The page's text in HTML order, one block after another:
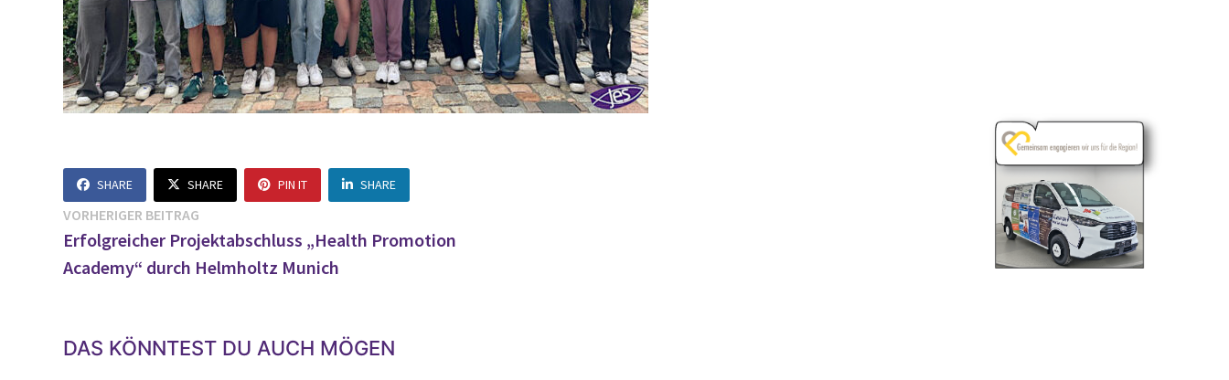
SHARE SHARE PIN IT SHARE
Beitragsnavigation
VORHERIGER BEITRAGVorheriger
Beitrag:
Erfolgreicher Projektabschluss „Health Promotion
Academy“ durch Helmholtz Munich
DAS KÖNNTEST DU AUCH MÖGEN